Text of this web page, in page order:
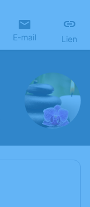
E-mail Lien